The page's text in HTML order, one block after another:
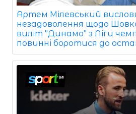
Артем Мілевський
незадоволення щодо
виліт "Динамо" з Ліги
повинні боротися до